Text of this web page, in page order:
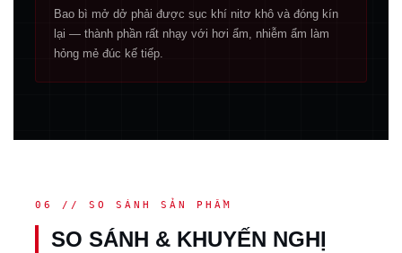
Bao bì mở dở phải được sục khí nitơ khô và đóng kín
lại — thành phần rất nhạy với hơi ẩm, nhiễm ẩm làm
hỏng mẻ đúc kế tiếp.
06 // SO SÁNH SẢN PHẨM
SO SÁNH & KHUYẾN NGHỊ